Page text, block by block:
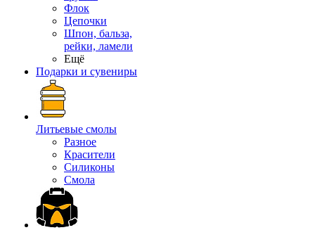
Флок
Цепочки
Шпон, бальза,
рейки, ламели
Ещё
Подарки и сувениры
Литьевые смолы
Разное
Красители
Силиконы
Смола